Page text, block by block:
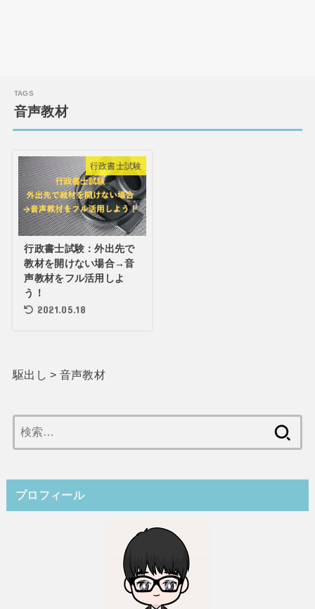
音声教材
行政書士試験
行政書士試験：外出先で
教材を開けない場合→音
声教材をフル活用しよ
う！
2021.05.18
駆出し > 音声教材
索:
プロフィール